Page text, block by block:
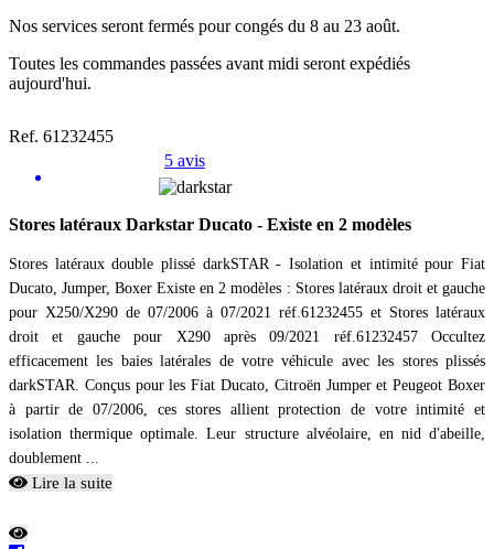
Nos services seront fermés pour congés du 8 au 23 août.
Toutes les commandes passées avant midi seront expédiés
aujourd'hui.
Ref. 61232455
5 avis
Stores latéraux Darkstar Ducato - Existe en 2 modèles
Stores latéraux double plissé darkSTAR - Isolation et intimité pour Fiat
Ducato, Jumper, Boxer Existe en 2 modèles : Stores latéraux droit et gauche
pour X250/X290 de 07/2006 à 07/2021 réf.61232455 et Stores latéraux
droit et gauche pour X290 après 09/2021 réf.61232457 Occultez
efficacement les baies latérales de votre véhicule avec les stores plissés
darkSTAR. Conçus pour les Fiat Ducato, Citroën Jumper et Peugeot Boxer
à partir de 07/2006, ces stores allient protection de votre intimité et
isolation thermique optimale. Leur structure alvéolaire, en nid d'abeille,
doublement ...
Lire la suite